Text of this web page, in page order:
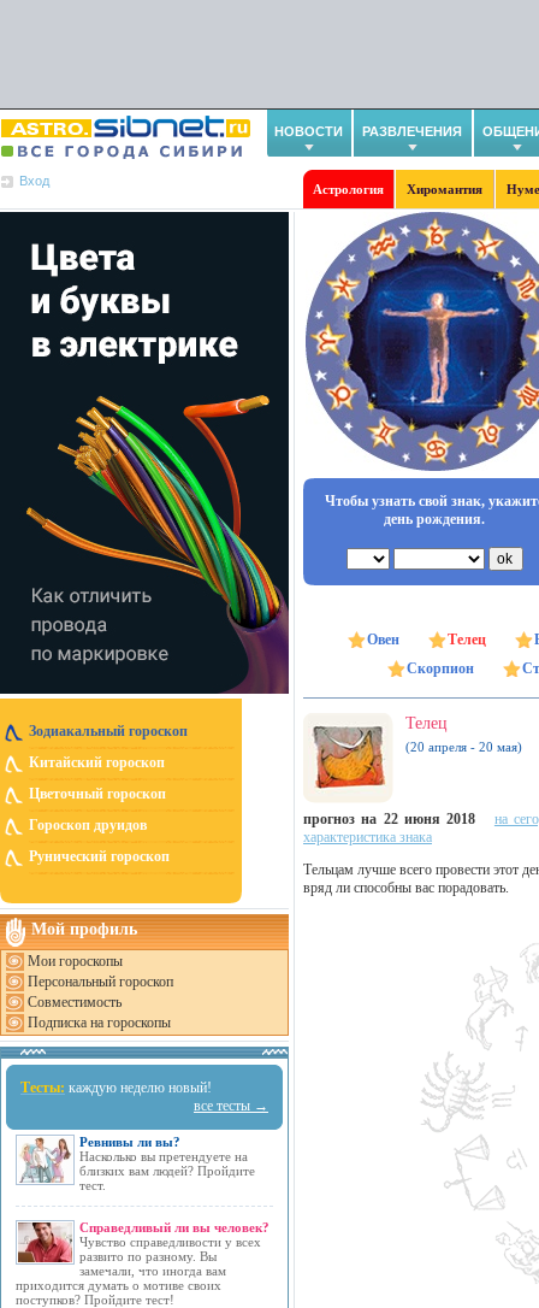
НОВОСТИ РАЗВЛЕЧЕНИЯ
Вход
Астрология Хиромантия
Зодиакальный гороскоп
Китайский гороскоп
Цветочный гороскоп
Гороскоп друидов
Рунический гороскоп
Мой профиль
Мои гороскопы
Персональный гороскоп
Совместимость
Подписка на гороскопы
Тесты: каждую неделю новый!
все тесты →
Ревнивы ли вы?
Насколько вы претендуете на
близких вам людей? Пройдите
тест.
Справедливый ли вы человек?
Чувство справедливости у всех
развито по разному. Вы
замечали, что иногда вам
приходится думать о мотиве своих
поступков? Пройдите тест!
Чтобы узнать свой знак,
день рождения.
Овен Телец
Скорпион
Телец
(20 апреля - 20 мая)
прогноз на 22 июня 2018
на
характеристика знака
Тельцам лучше всего провести этот
вряд ли способны вас порадовать.